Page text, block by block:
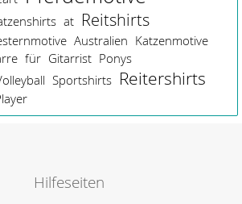
at Reitshirts
Australien Katzenmotive
für Gitarrist Ponys
Sportshirts Reitershirts
Hilfeseiten